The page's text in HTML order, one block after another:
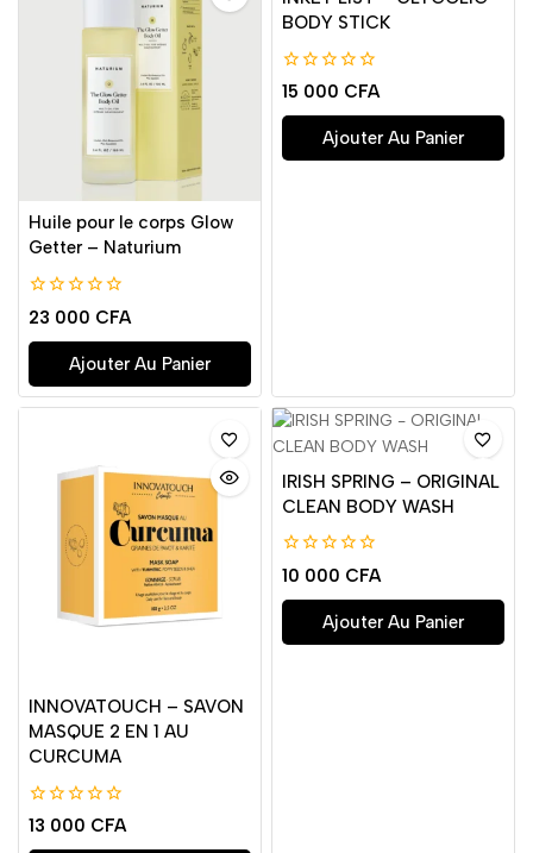
Huile pour le corps Glow
Getter – Naturium
0
de
5
23 000 CFA
Ajouter Au Panier
BODY STICK
0
de
5
15 000 CFA
Ajouter Au Panier
INNOVATOUCH – SAVON
MASQUE 2 EN 1 AU
CURCUMA
0
de
13 000 CFA
IRISH SPRING – ORIGINAL
CLEAN BODY WASH
0
de
5
10 000 CFA
Ajouter Au Panier